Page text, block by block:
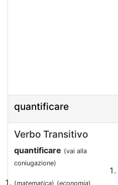
quantificare
Verbo Transitivo
quantificare (vai alla
coniugazione)
(matematica) (economia)